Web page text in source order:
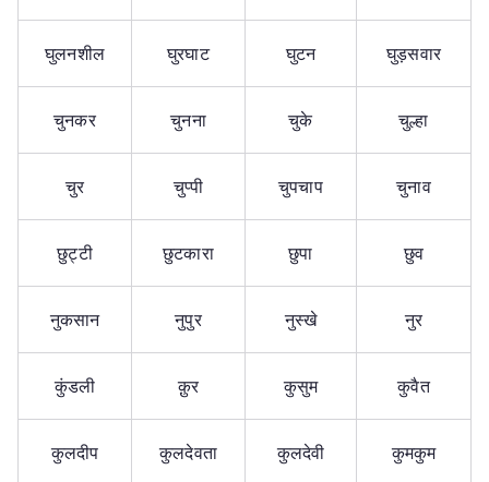
घुलनशील घुरघाट घुटन घुड़सवार
चुनकर चुनना चुके चुल्हा
चुर चुप्पी चुपचाप चुनाव
छुट्टी छुटकारा छुपा छुव
नुकसान नुपुर नुस्खे नुर
कुंडली क़ुर कुसुम कुवैत
कुलदीप कुलदेवता कुलदेवी कुमकुम